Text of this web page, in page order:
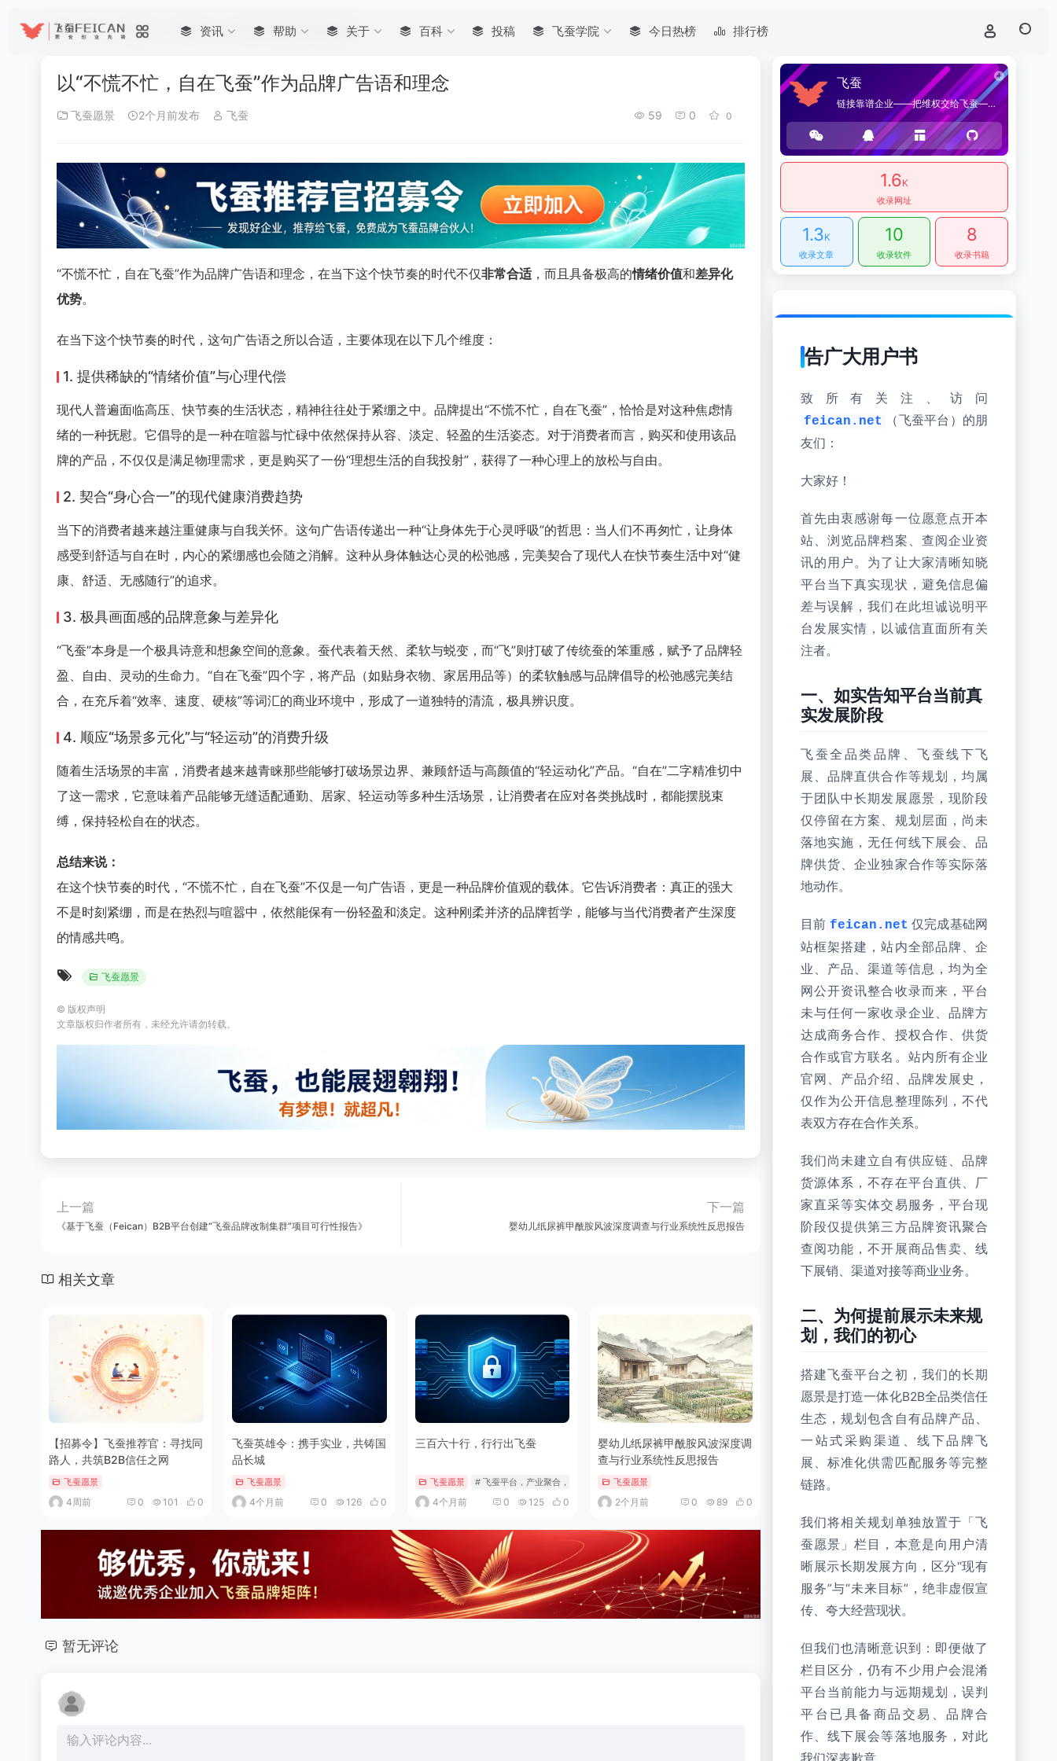
资讯 帮助 关于 百科 投稿 飞蚕学院 今日热榜 排行榜
首页 • 资讯 • 飞蚕愿景 以“不慌不忙，自在飞蚕”作为品牌广告语和理念
以“不慌不忙，自在飞蚕”作为品牌广告语和理念
飞蚕愿景 2个月前发布 飞蚕 59 0 0
“不慌不忙，自在飞蚕”作为品牌广告语和理念，在当下这个快节奏的时代不仅非常合适 ，而且具备极高的情绪价值和差异化
优势。
在当下这个快节奏的时代，这句广告语之所以合适，主要体现在以下几个维度：
1. 提供稀缺的“情绪价值”与心理代偿
现代人普遍面临高压、快节奏的生活状态，精神往往处于紧绷之中。品牌提出“不慌不忙，自在飞蚕”，恰恰是对这种焦虑情
绪的一种抚慰。它倡导的是一种在喧嚣与忙碌中依然保持从容、淡定、轻盈的生活姿态。对于消费者而言，购买和使用该品
牌的产品，不仅仅是满足物理需求，更是购买了一份“理想生活的自我投射”，获得了一种心理上的放松与自由。
2. 契合“身心合一”的现代健康消费趋势
当下的消费者越来越注重健康与自我关怀。这句广告语传递出一种“让身体先于心灵呼吸”的哲思：当人们不再匆忙，让身体
感受到舒适与自在时，内心的紧绷感也会随之消解。这种从身体触达心灵的松弛感，完美契合了现代人在快节奏生活中对“健
康、舒适、无感随行”的追求。
3. 极具画面感的品牌意象与差异化
“飞蚕”本身是一个极具诗意和想象空间的意象。蚕代表着天然、柔软与蜕变，而“飞”则打破了传统蚕的笨重感，赋予了品牌轻
盈、自由、灵动的生命力。“自在飞蚕”四个字，将产品（如贴身衣物、家居用品等）的柔软触感与品牌倡导的松弛感完美结
合，在充斥着“效率、速度、硬核”等词汇的商业环境中，形成了一道独特的清流，极具辨识度。
4. 顺应“场景多元化”与“轻运动”的消费升级
随着生活场景的丰富，消费者越来越青睐那些能够打破场景边界、兼顾舒适与高颜值的“轻运动化”产品。“自在”二字精准切中
了这一需求，它意味着产品能够无缝适配通勤、居家、轻运动等多种生活场景，让消费者在应对各类挑战时，都能摆脱束
缚，保持轻松自在的状态。
总结来说：
在这个快节奏的时代，“不慌不忙，自在飞蚕”不仅是一句广告语，更是一种品牌价值观的载体。它告诉消费者：真正的强大
不是时刻紧绷，而是在热烈与喧嚣中，依然能保有一份轻盈和淡定。这种刚柔并济的品牌哲学，能够与当代消费者产生深度
的情感共鸣。
飞蚕愿景
© 版权声明
文章版权归作者所有，未经允许请勿转载。
上一篇
《基于飞蚕（Feican）B2B平台创建“飞蚕品牌改制集群”项目可行性报告》
下一篇
婴幼儿纸尿裤甲酰胺风波深度调查与行业系统性反思报告
相关文章
【招募令】飞蚕推荐官：寻找同
路人，共筑B2B信任之网
飞蚕愿景
4周前 0 101 0
飞蚕英雄令：携手实业，共铸国
品长城
飞蚕愿景
4个月前 0 126 0
三百六十行，行行出飞蚕
飞蚕愿景 # 飞蚕平台，产业聚合，靠谱企业，行行出飞蚕，价值共创，B2B生态，中国制造，供应链平台
4个月前 0 125 0
婴幼儿纸尿裤甲酰胺风波深度调
查与行业系统性反思报告
飞蚕愿景
2个月前 0 89 0
暂无评论
飞蚕
链接靠谱企业——把维权交给飞蚕——海桑贸易官方网站，提供优质企业导航和商品导购服务。
1.6K
收录网址
1.3K
收录文章
10
收录软件
8
收录书籍
告广大用户书
致所有关注、访问
feican.net
（飞蚕平台）的朋
友们：
大家好！
首先由衷感谢每一位愿意点开本
站、浏览品牌档案、查阅企业资
讯的用户。为了让大家清晰知晓
平台当下真实现状，避免信息偏
差与误解，我们在此坦诚说明平
台发展实情，以诚信直面所有关
注者。
一、如实告知平台当前真
实发展阶段
飞蚕全品类品牌、飞蚕线下飞
展、品牌直供合作等规划，均属
于团队中长期发展愿景，现阶段
仅停留在方案、规划层面，尚未
落地实施，无任何线下展会、品
牌供货、企业独家合作等实际落
地动作。
目前 feican.net 仅完成基础网
站框架搭建，站内全部品牌、企
业、产品、渠道等信息，均为全
网公开资讯整合收录而来，平台
未与任何一家收录企业、品牌方
达成商务合作、授权合作、供货
合作或官方联名。站内所有企业
官网、产品介绍、品牌发展史，
仅作为公开信息整理陈列，不代
表双方存在合作关系。
我们尚未建立自有供应链、品牌
货源体系，不存在平台直供、厂
家直采等实体交易服务，平台现
阶段仅提供第三方品牌资讯聚合
查阅功能，不开展商品售卖、线
下展销、渠道对接等商业业务。
二、为何提前展示未来规
划，我们的初心
搭建飞蚕平台之初，我们的长期
愿景是打造一体化B2B全品类信任
生态，规划包含自有品牌产品、
一站式采购渠道、线下品牌飞
展、标准化供需匹配服务等完整
链路。
我们将相关规划单独放置于「飞
蚕愿景」栏目，本意是向用户清
晰展示长期发展方向，区分“现有
服务”与“未来目标”，绝非虚假宣
传、夸大经营现状。
但我们也清晰意识到：即便做了
栏目区分，仍有不少用户会混淆
平台当前能力与远期规划，误判
平台已具备商品交易、品牌合
作、线下展会等落地服务，对此